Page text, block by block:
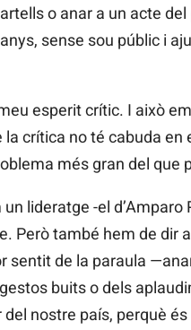
o anar a un acte
sense sou públic i
esperit crític. I això
la crítica no té cabuda en
més gran del que
lideratge -el d’Amparo
també hem de dir
sentit de la paraula
buits o dels
nostre país, perquè